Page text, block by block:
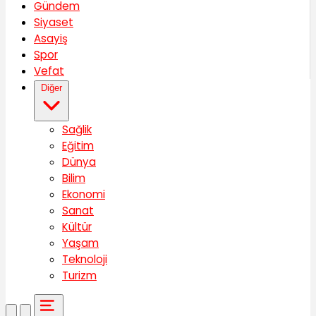
Gündem
Siyaset
Asayiş
Spor
Vefat
Diğer
Sağlik
Eğitim
Dünya
Bilim
Ekonomi
Sanat
Kültür
Yaşam
Teknoloji
Turizm